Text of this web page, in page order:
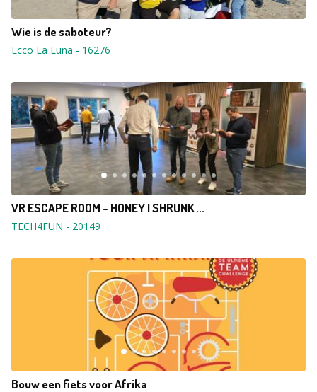
Wie is de saboteur?
Ecco La Luna - 16276
VR ESCAPE ROOM - HONEY I SHRUNK ...
TECH4FUN - 20149
Bouw een fiets voor Afrika